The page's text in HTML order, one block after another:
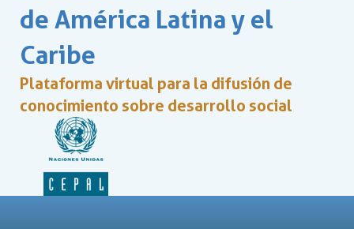
de América Latina y el
Caribe
Plataforma virtual para la difusión de
conocimiento sobre desarrollo social